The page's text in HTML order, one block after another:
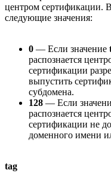
центром сертификации.
следующие значения:
0 — Если значение
распознается
сертификации
выпустить
субдомена.
128 — Если
распознается
сертификации не
доменного имени
tag